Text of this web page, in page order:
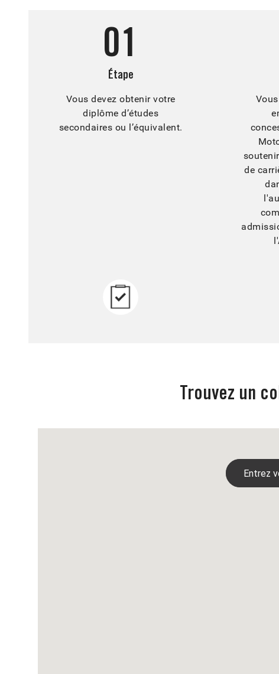
01
Étape
Vous devez obtenir votre
diplôme d’études
secondaires ou l’équivalent.
de
Trouvez un